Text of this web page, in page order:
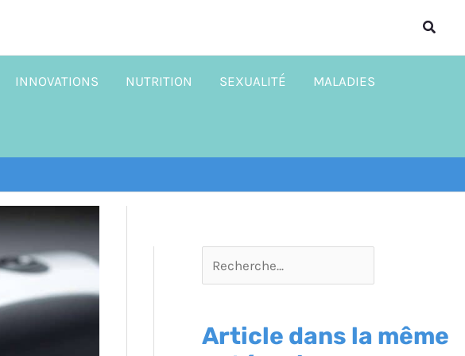
INNOVATIONS NUTRITION SEXUALITÉ MALADIES
Article dans la même